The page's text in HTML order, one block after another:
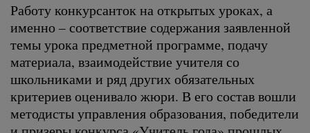
Работу конкурсанток на открытых уроках, а
именно – соответствие содержания заявленной
темы урока предметной программе, подачу
материала, взаимодействие учителя со
школьниками и ряд других обязательных
критериев оценивало жюри. В его состав вошли
методисты управления образования, победители